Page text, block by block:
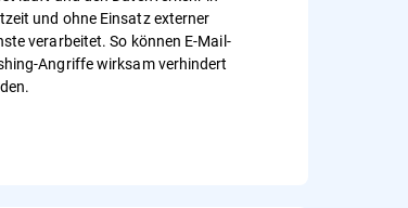
und ohne Einsatz externer
verarbeitet. So können E-Mail-
Angriffe wirksam verhindert